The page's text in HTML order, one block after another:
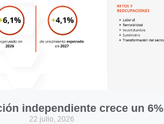
independiente crece un 6%
22 julio, 2026